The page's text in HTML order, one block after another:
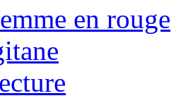
en rouge